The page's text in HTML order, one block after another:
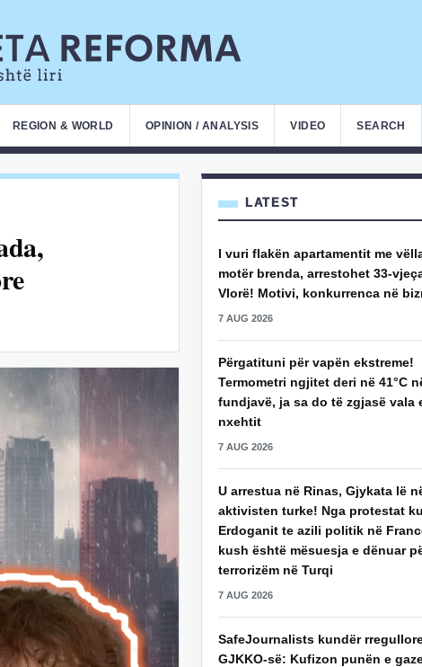
REGION & WORLD OPINION / ANALYSIS VIDEO SEARCH
LATEST
I vuri flakën apartamentit me
motër brenda, arrestohet 33-
Vlorë! Motivi, konkurrenca në
7 AUG 2026
Përgatituni për vapën ekstreme!
Termometri ngjitet deri në 41°C
fundjavë, ja sa do të zgjasë vala
nxehtit
7 AUG 2026
U arrestua në Rinas, Gjykata lë
aktivisten turke! Nga protestat
Erdoganit te azili politik në
kush është mësuesja e dënuar
terrorizëm në Turqi
7 AUG 2026
SafeJournalists kundër
GJKKO-së: Kufizon punën e